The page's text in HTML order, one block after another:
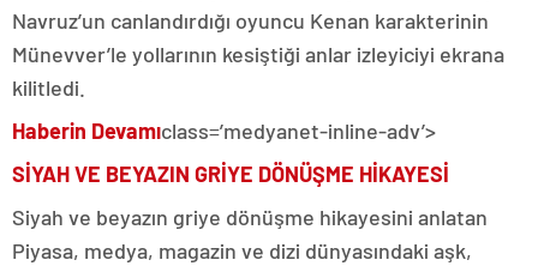
Navruz’un canlandırdığı oyuncu Kenan karakterinin
Münevver’le yollarının kesiştiği anlar izleyiciyi ekrana
kilitledi.
Haberin Devamıclass=’medyanet-inline-adv’>
SİYAH VE BEYAZIN GRİYE DÖNÜŞME HİKAYESİ
Siyah ve beyazın griye dönüşme hikayesini anlatan
Piyasa, medya, magazin ve dizi dünyasındaki aşk,